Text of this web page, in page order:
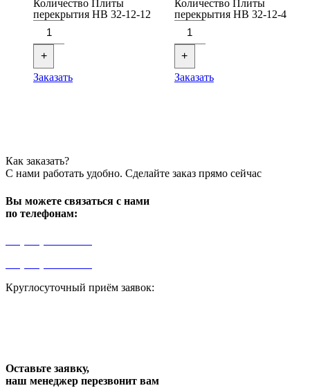
Количество Плиты
перекрытия НВ 32-12-12
+
Заказать
Количество Плиты
перекрытия НВ 32-12-4
+
Заказать
Как заказать?
С нами работать удобно. Сделайте заказ прямо сейчас
Вы можете связаться с нами
по телефонам:
Круглосуточный приём заявок:
Оставьте заявку,
наш менеджер перезвонит вам